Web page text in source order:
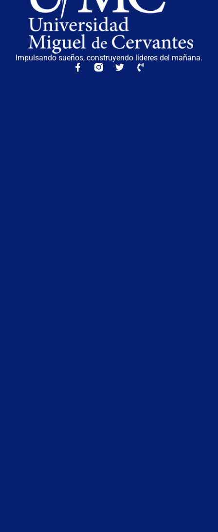
Impulsando sueños, construyendo líderes del mañana.